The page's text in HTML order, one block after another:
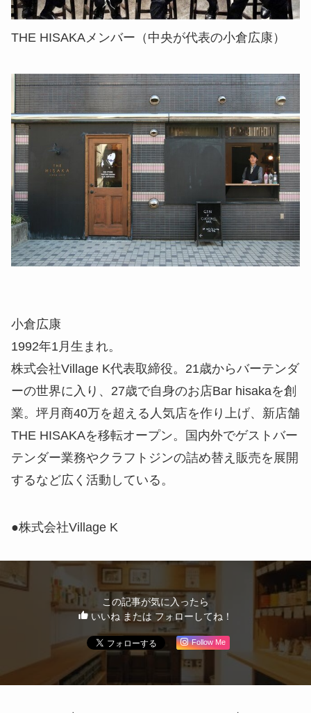
THE HISAKAメンバー（中央が代表の小倉広康）
小倉広康
1992年1月生まれ。
株式会社Village K代表取締役。21歳からバーテンダ
ーの世界に入り、27歳で自身のお店Bar hisakaを創
業。坪月商40万を超える人気店を作り上げ、新店舗
THE HISAKAを移転オープン。国内外でゲストバー
テンダー業務やクラフトジンの詰め替え販売を展開
するなど広く活動している。
●株式会社Village K
この記事が気に入ったら
いいね または フォローしてね！
Follow Me